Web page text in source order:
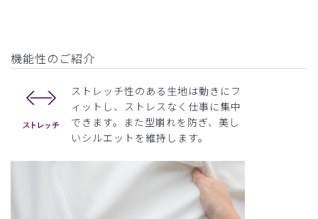
機能性のご紹介
ストレッチ性のある生地は動きにフ
ィットし、ストレスなく仕事に集中
できます。また型崩れを防ぎ、美し
いシルエットを維持します。